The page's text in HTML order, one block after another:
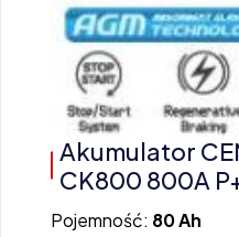
Akumulator
CK800 800A
Pojemność: 80 Ah